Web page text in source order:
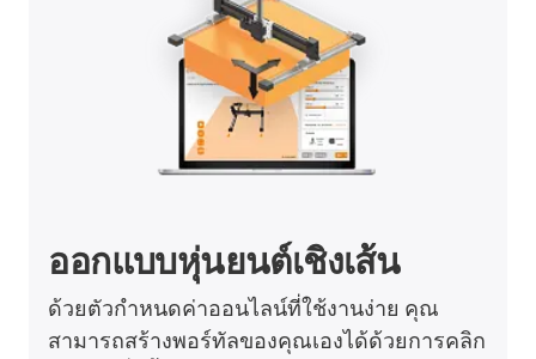
ออกแบบหุ่นยนต์เชิงเส้น
ด้วยตัวกำหนดค่าออนไลน์ที่ใช้งานง่าย คุณ
สามารถสร้างพอร์ทัลของคุณเองได้ด้วยการคลิก